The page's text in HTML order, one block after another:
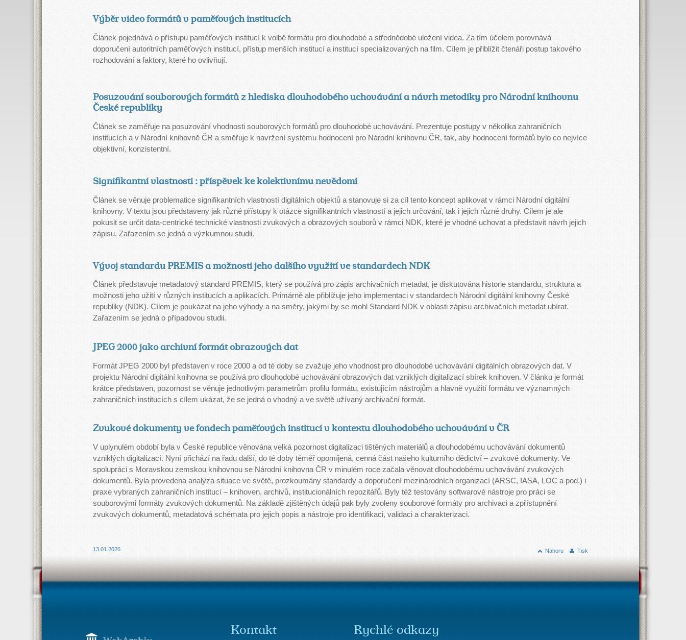
Výběr video formátů v paměťových institucích
Článek pojednává o přístupu paměťových institucí k volbě formátu pro dlouhodobé a střednědobé uložení videa. Za tím účelem porovnává
doporučení autoritních paměťových institucí, přístup menších institucí a institucí specializovaných na film. Cílem je přiblížit čtenáři postup takového
rozhodování a faktory, které ho ovlivňují.
Posuzování souborových formátů z hlediska dlouhodobého uchovávání a návrh metodiky pro Národní knihovnu
České republiky
Článek se zaměřuje na posuzování vhodnosti souborových formátů pro dlouhodobé uchovávání. Prezentuje postupy v několika zahraničních
institucích a v Národní knihovně ČR a směřuje k navržení systému hodnocení pro Národní knihovnu ČR, tak, aby hodnocení formátů bylo co nejvíce
objektivní, konzistentní.
Signifikantní vlastnosti : příspěvek ke kolektivnímu nevědomí
Článek se věnuje problematice signifikantních vlastností digitálních objektů a stanovuje si za cíl tento koncept aplikovat v rámci Národní digitální
knihovny. V textu jsou představeny jak různé přístupy k otázce signifikantních vlastností a jejich určování, tak i jejich různé druhy. Cílem je ale
pokusit se určit data-centrické technické vlastnosti zvukových a obrazových souborů v rámci NDK, které je vhodné uchovat a představit návrh jejich
zápisu. Zařazením se jedná o výzkumnou studii.
Vývoj standardu PREMIS a možnosti jeho dalšího využití ve standardech NDK
Článek představuje metadatový standard PREMIS, který se používá pro zápis archivačních metadat, je diskutována historie standardu, struktura a
možnosti jeho užití v různých institucích a aplikacích. Primárně ale přibližuje jeho implementaci v standardech Národní digitální knihovny České
republiky (NDK). Cílem je poukázat na jeho výhody a na směry, jakými by se mohl Standard NDK v oblasti zápisu archivačních metadat ubírat.
Zařazením se jedná o případovou studii.
JPEG 2000 jako archivní formát obrazových dat
Formát JPEG 2000 byl představen v roce 2000 a od té doby se zvažuje jeho vhodnost pro dlouhodobé uchovávání digitálních obrazových dat. V
projektu Národní digitální knihovna se používá pro dlouhodobé uchovávání obrazových dat vzniklých digitalizací sbírek knihoven. V článku je formát
krátce představen, pozornost se věnuje jednotlivým parametrům profilu formátu, existujícím nástrojům a hlavně využití formátu ve významných
zahraničních institucích s cílem ukázat, že se jedná o vhodný a ve světě užívaný archivační formát.
Zvukové dokumenty ve fondech paměťových institucí v kontextu dlouhodobého uchovávání v ČR
V uplynulém období byla v České republice věnována velká pozornost digitalizaci tištěných materiálů a dlouhodobému uchovávání dokumentů
vzniklých digitalizací. Nyní přichází na řadu další, do té doby téměř opomíjená, cenná část našeho kulturního dědictví – zvukové dokumenty. Ve
spolupráci s Moravskou zemskou knihovnou se Národní knihovna ČR v minulém roce začala věnovat dlouhodobému uchovávání zvukových
dokumentů. Byla provedena analýza situace ve světě, prozkoumány standardy a doporučení mezinárodních organizací (ARSC, IASA, LOC a pod.) i
praxe vybraných zahraničních institucí – knihoven, archivů, institucionálních repozitářů. Byly též testovány softwarové nástroje pro práci se
souborovými formáty zvukových dokumentů. Na základě zjištěných údajů pak byly zvoleny souborové formáty pro archivaci a zpřístupnění
zvukových dokumentů, metadatová schémata pro jejich popis a nástroje pro identifikaci, validaci a charakterizaci.
Nahoru Tisk
13.01.2026
Kontakt Rychlé odkazy